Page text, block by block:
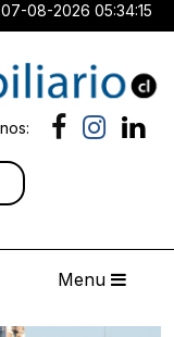
07-08-2026 05:34:15
Menu